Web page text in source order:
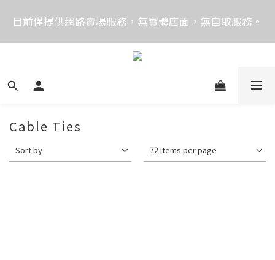
價格均含稅，下單享優惠！歡迎大量採購，由專人提供
專案報價。
目前僅提供網路賣場服務，無實體店面，無自取服務。
目前電話系統異常，暫時無法正常接聽來電，請改播
Cable Ties
Sort by 72 Items per page